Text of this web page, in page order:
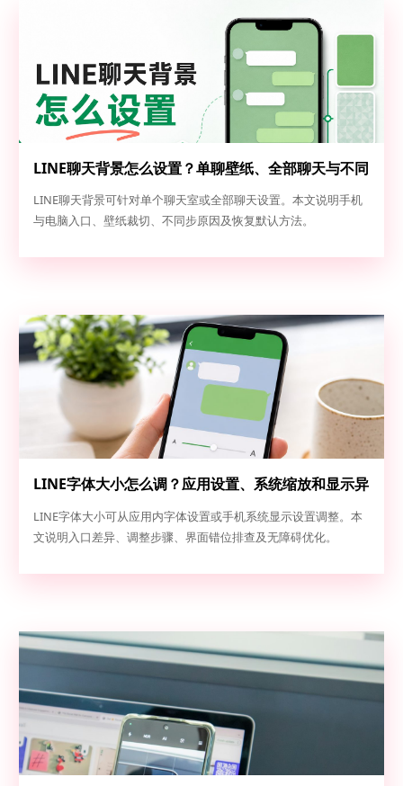
LINE聊天背景怎么设置？单聊壁纸、全部聊天与不同
步排查
LINE聊天背景可针对单个聊天室或全部聊天设置。本文说明手机
与电脑入口、壁纸裁切、不同步原因及恢复默认方法。
LINE字体大小怎么调？应用设置、系统缩放和显示异
LINE字体大小可从应用内字体设置或手机系统显示设置调整。本
文说明入口差异、调整步骤、界面错位排查及无障碍优化。